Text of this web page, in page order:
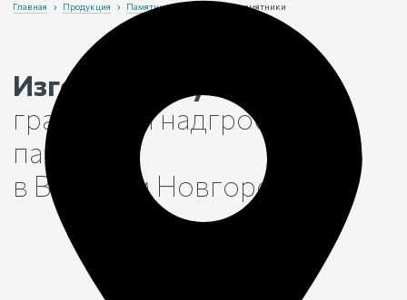
Главная › Продукция › Памятники › Гранитные памятники
Изготовим и установим
гранитный надгробный
памятник
в Великом Новгороде